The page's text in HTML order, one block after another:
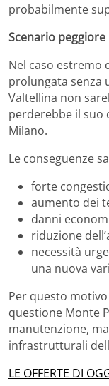
probabilmente
Scenario peggiore
Nel caso estremo
prolungata senza
Valtellina non
perderebbe il suo
Milano.
Le conseguenze
forte
aumento dei
danni
riduzione
necessità
una nuova
Per questo
questione Monte
manutenzione,
infrastrutturali
LE OFFERTE DI